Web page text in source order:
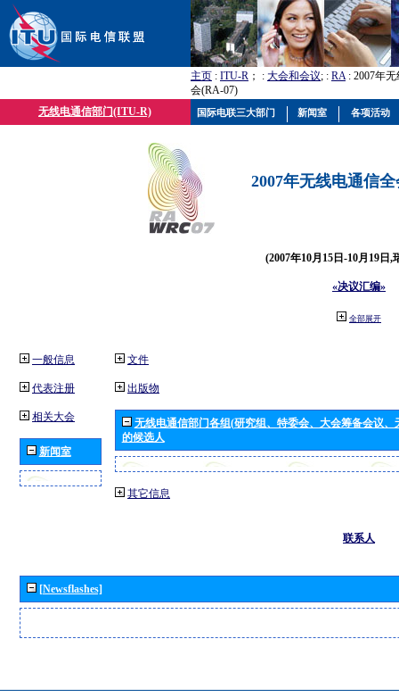
主页 : ITU-R ； : 大会和会议; : RA: 2007年
会(RA-07)
无线电通信部门(ITU-R)
2007年无线电通信
(2007年10月15日-10月19日,
«决议汇编»
全部展开
一般信息
代表注册
相关大会
新闻室
文件
出版物
无线电通信部门各组(研究组、特委会、大会筹备会议
的候选人
其它信息
联系人
[Newsflashes]
国际电联三大部门 新闻室 各项活动